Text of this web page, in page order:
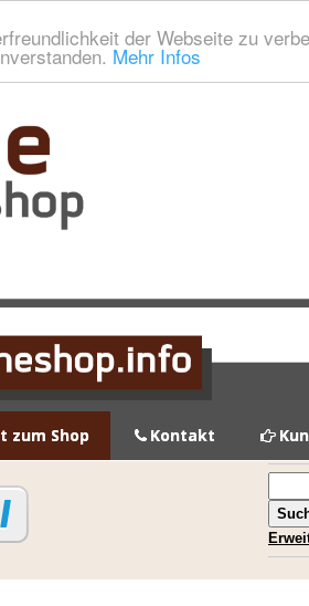
der Webseite zu
Mehr Infos
zum Shop Kontakt